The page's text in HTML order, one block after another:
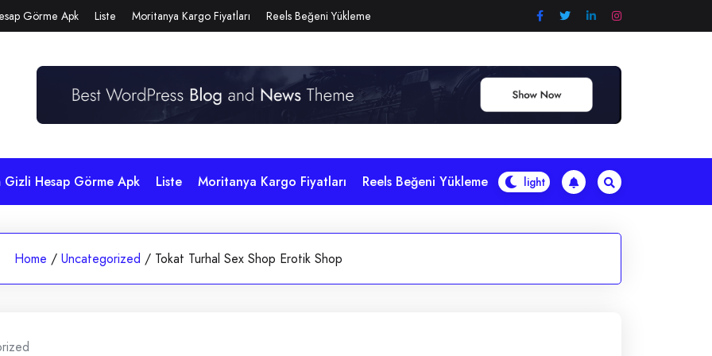
Görme Apk Liste Moritanya Kargo Fiyatları Reels Beğeni Yükleme
Gizli Hesap Görme Apk Liste Moritanya Kargo Fiyatları Reels Beğeni Yükleme
Home / Uncategorized / Tokat Turhal Sex Shop Erotik Shop